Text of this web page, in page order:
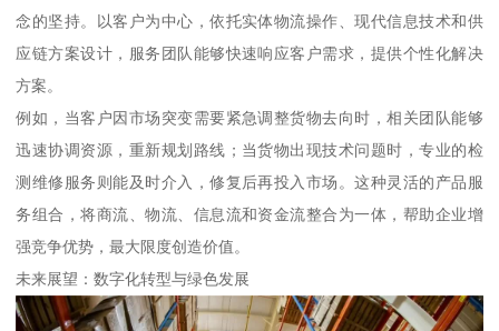
念的坚持。以客户为中心，依托实体物流操作、现代信息技术和供
应链方案设计，服务团队能够快速响应客户需求，提供个性化解决
方案。
例如，当客户因市场突变需要紧急调整货物去向时，相关团队能够
迅速协调资源，重新规划路线；当货物出现技术问题时，专业的检
测维修服务则能及时介入，修复后再投入市场。这种灵活的产品服
务组合，将商流、物流、信息流和资金流整合为一体，帮助企业增
强竞争优势，最大限度创造价值。
未来展望：数字化转型与绿色发展